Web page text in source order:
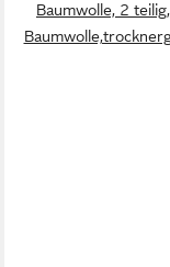
Baumwolle, 2